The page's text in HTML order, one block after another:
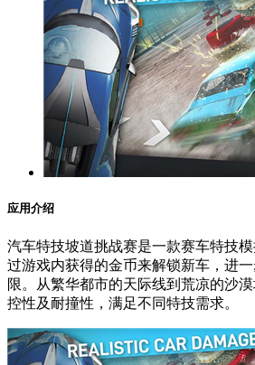
应用介绍
汽车特技坡道挑战赛是一款赛车特技
过游戏内获得的金币来解锁新车，进
限。从繁华都市的天际线到荒凉的沙
控性及耐撞性，满足不同特技需求。